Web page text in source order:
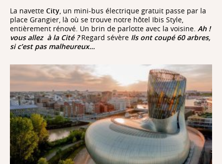
La navette City , un mini-bus électrique gratuit passe par la
place Grangier, là où se trouve notre hôtel Ibis Style,
entièrement rénové. Un brin de parlotte avec la voisine. Ah !
vous allez à la Cité ?Regard sévère Ils ont coupé 60 arbres,
si c’est pas malheureux…